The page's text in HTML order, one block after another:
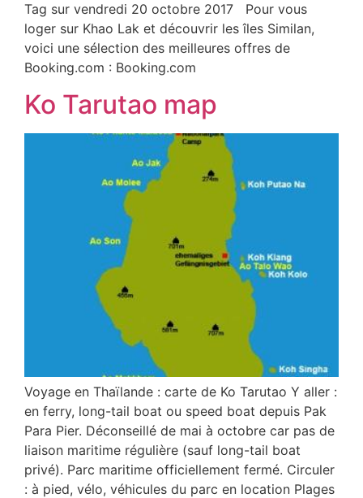
Tag sur vendredi 20 octobre 2017 Pour vous
loger sur Khao Lak et découvrir les îles Similan,
voici une sélection des meilleures offres de
Booking.com : Booking.com
Ko Tarutao map
Voyage en Thaïlande : carte de Ko Tarutao Y aller :
en ferry, long-tail boat ou speed boat depuis Pak
Para Pier. Déconseillé de mai à octobre car pas de
liaison maritime régulière (sauf long-tail boat
privé). Parc maritime officiellement fermé. Circuler
: à pied, vélo, véhicules du parc en location Plages